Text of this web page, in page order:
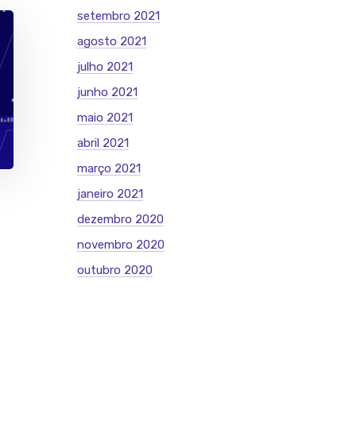
setembro 2021
agosto 2021
julho 2021
junho 2021
maio 2021
abril 2021
março 2021
janeiro 2021
dezembro 2020
novembro 2020
outubro 2020